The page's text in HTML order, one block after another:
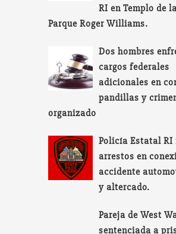
RI en Templo de
Parque Roger Williams.
Dos hombres
cargos federales
adicionales en
pandillas y
organizado
Policía Estatal RI
arrestos en
accidente
y altercado.
Pareja de West
sentenciada a